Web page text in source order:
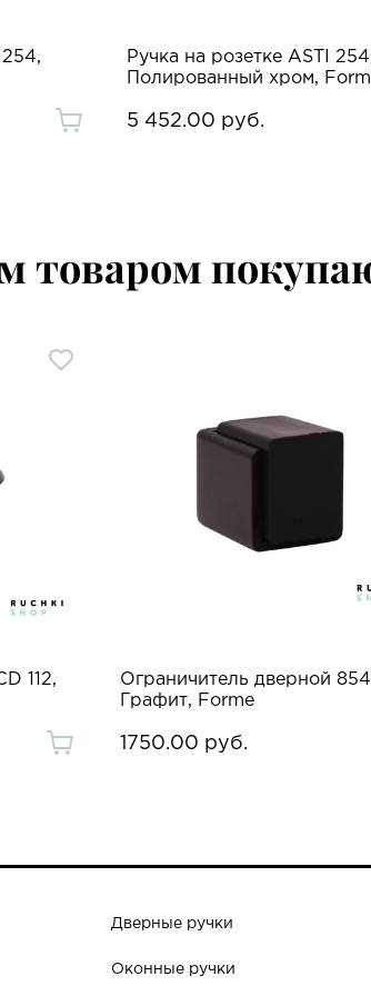
254,
Ручка на розетке ASTI
Полированный хром,
5 452.00 руб.
товаром
112,
Ограничитель дверной
Графит, Forme
1750.00 руб.
Дверные ручки
Оконные ручки